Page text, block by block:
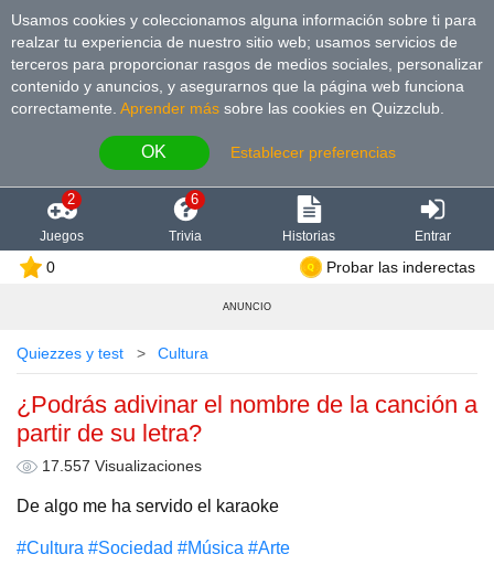
Usamos cookies y coleccionamos alguna información sobre ti para
realzar tu experiencia de nuestro sitio web; usamos servicios de
terceros para proporcionar rasgos de medios sociales, personalizar
contenido y anuncios, y asegurarnos que la página web funciona
correctamente. Aprender más sobre las cookies en Quizzclub.
OK Establecer preferencias
2
Juegos
6
Trivia Historias Entrar
0 Probar las inderectas
ANUNCIO
Quiezzes y test Cultura
¿Podrás adivinar el nombre de la canción a
partir de su letra?
17.557 Visualizaciones
De algo me ha servido el karaoke
#Cultura #Sociedad #Música #Arte